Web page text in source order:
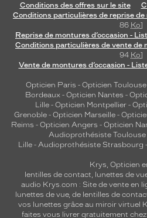
Conditions des offres sur le site
Conditions particulières de reprise de
86 Ko]
Reprise de montures d’occasion -
Conditions particulières de vente de
94 Ko]
Vente de montures d’occasion -
Opticien Paris - Opticien Toulouse
Bordeaux- Opticien Nantes -
Lille - Opticien Montpellier -
Grenoble - Opticien Marseille -
Reims - Opticien Angers - Opticien
Audioprothésiste Toulouse
Lille- Audioprothésiste Strasbourg -
Krys, Opticien
lentilles de contact lunettes de
audio Krys.com : Site de vente en
lunettes de vue, de lentilles de
vos lunettes grâce au miroir virtuel
faites vous livrer gratuitement